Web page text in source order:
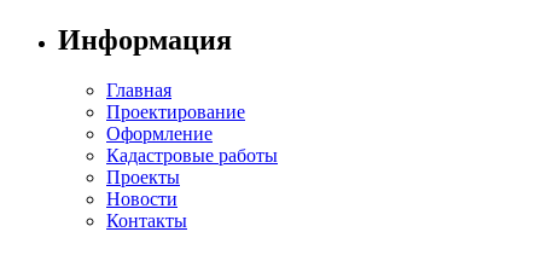
Информация
Главная
Проектирование
Оформление
Кадастровые работы
Проекты
Новости
Контакты